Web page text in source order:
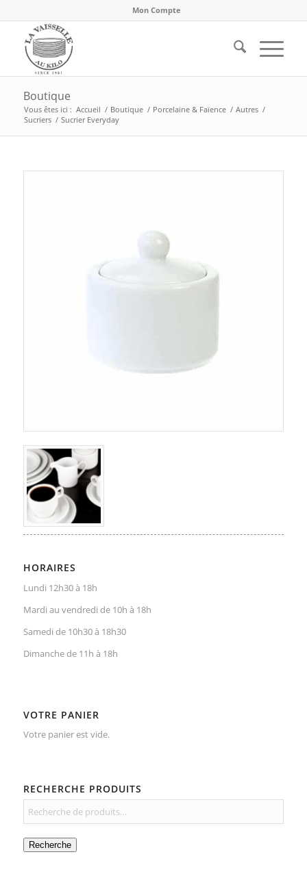
Mon Compte
Boutique
Vous êtes ici : Accueil / Boutique / Porcelaine & Faïence / Autres /
Sucriers / Sucrier Everyday
HORAIRES
Lundi 12h30 à 18h
Mardi au vendredi de 10h à 18h
Samedi de 10h30 à 18h30
Dimanche de 11h à 18h
VOTRE PANIER
Votre panier est vide.
RECHERCHE PRODUITS
Recherche